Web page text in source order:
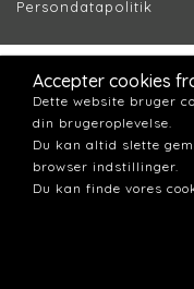
Persondatapolitik
Accepter cookies
Dette website bruger
din brugeroplevelse.
Du kan altid slette
browser indstillinger.
Du kan finde vores